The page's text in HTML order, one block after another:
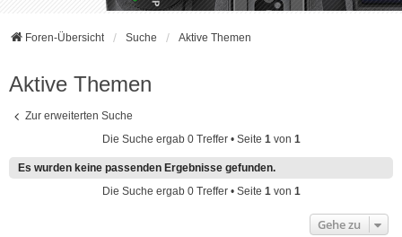
Foren-Übersicht Suche Aktive Themen
Aktive Themen
Zur erweiterten Suche
Die Suche ergab 0 Treffer • Seite 1von 1
Es wurden keine passenden Ergebnisse gefunden.
Die Suche ergab 0 Treffer • Seite 1von 1
Gehe zu